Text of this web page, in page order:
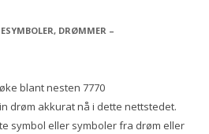
DRØMMER –
blant nesten 7770
drøm akkurat nå i dette nettstedet.
symbol eller symboler fra drøm eller